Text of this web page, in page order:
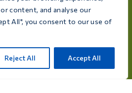
content, and analyse our
All", you consent to our use of
Reject All Accept All
do potrzeb każdego